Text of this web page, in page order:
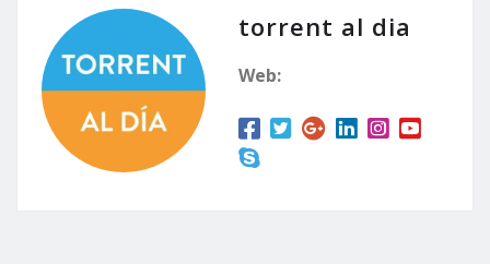
torrent al dia
Web: